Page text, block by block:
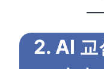
2. AI 교